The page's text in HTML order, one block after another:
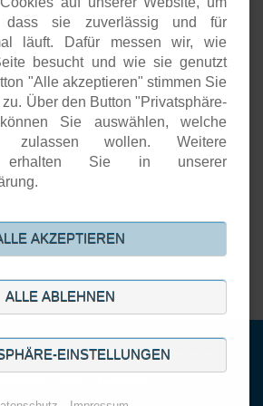
SIEM-Systeme im Vergleich
Bosch in Renningen stand im Scope der
GmbH & Co. KG. All rights reserved.
dass sie zuverlässig und für
läuft. Dafür messen wir, wie
besucht und wie sie genutzt
"Alle akzeptieren" stimmen Sie
Über den Button "Privatsphäre-
Sie auswählen, welche
zulassen wollen. Weitere
erhalten Sie in unserer
AKZEPTIEREN
ALLE ABLEHNEN
EINSTELLUNGEN